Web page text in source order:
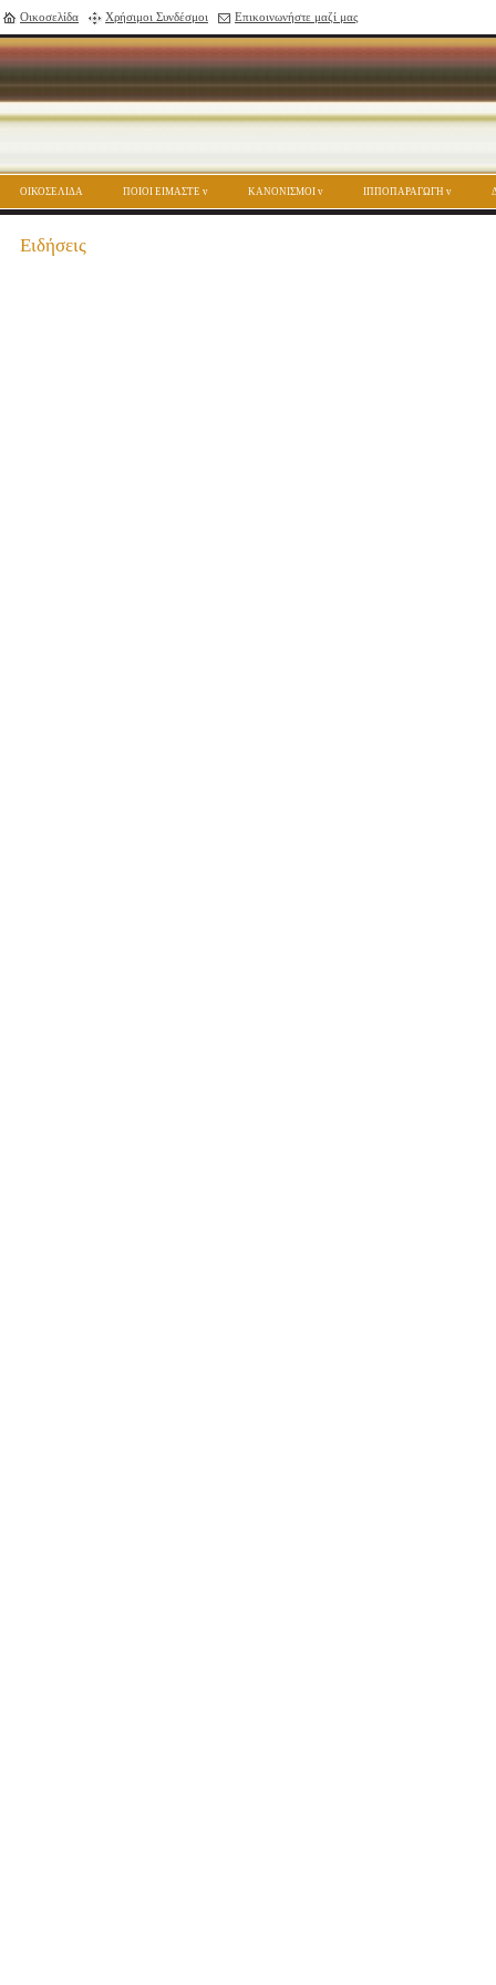
Οικοσελίδα Χρήσιμοι Συνδέσμοι Επικοινωνήστε μαζί μας
ΟΙΚΟΣΕΛΙΔΑ ΠΟΙΟΙ ΕΙΜΑΣΤΕ ΚΑΝΟΝΙΣΜΟΙ ΙΠΠΟΠΑΡΑΓΩΓΗ
Ειδήσεις